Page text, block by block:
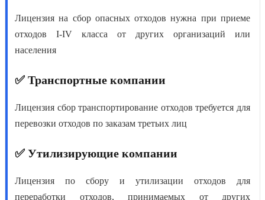
Лицензия на сбор опасных отходов нужна при приеме
отходов I-IV класса от других организаций или
населения
✅ Транспортные компании
Лицензия сбор транспортирование отходов требуется для
перевозки отходов по заказам третьих лиц
✅ Утилизирующие компании
Лицензия по сбору и утилизации отходов для
переработки отходов, принимаемых от других